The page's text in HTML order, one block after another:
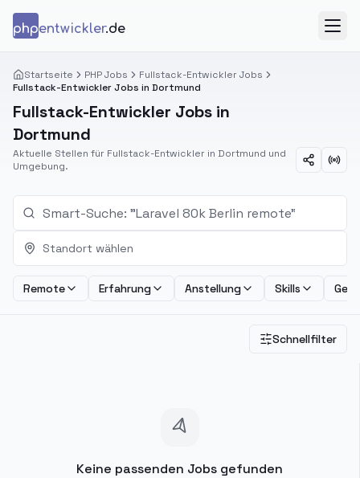
phpentwickler.de
Startseite PHP Jobs
Fullstack-Entwickler Jobs
Fullstack-Entwickler Jobs in Dortmund
Fullstack-Entwickler Jobs in
Dortmund
Aktuelle Stellen für Fullstack-Entwickler in Dortmund und
Umgebung.
Standort wählen
Remote Erfahrung Anstellung Skills
Schnellfilter
Keine passenden Jobs gefunden